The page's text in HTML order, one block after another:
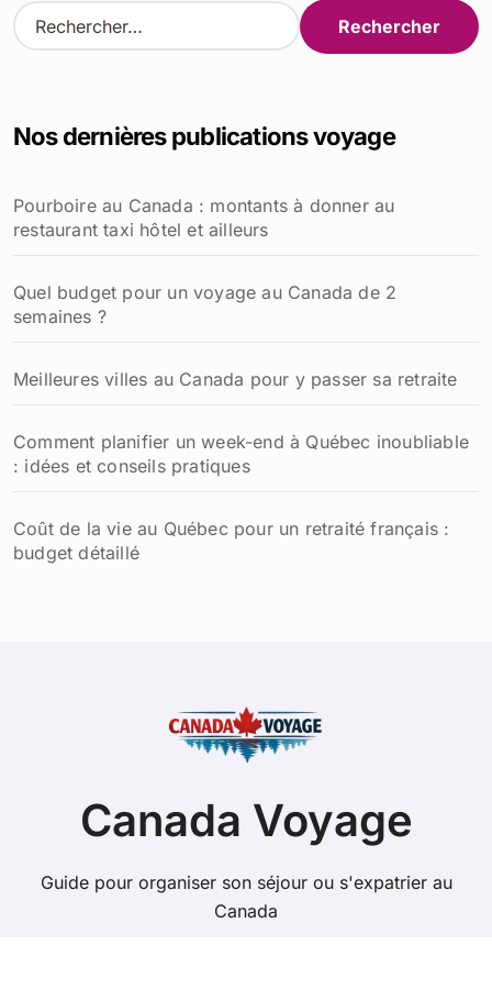
R
e
r
e
r
Nos dernières publications voyage
Pourboire au Canada : montants à donner au
restaurant taxi hôtel et ailleurs
Quel budget pour un voyage au Canada de 2
semaines ?
Meilleures villes au Canada pour y passer sa retraite
Comment planifier un week-end à Québec inoubliable
: idées et conseils pratiques
Coût de la vie au Québec pour un retraité français :
budget détaillé
Canada Voyage
Guide pour organiser son séjour ou s'expatrier au
Canada